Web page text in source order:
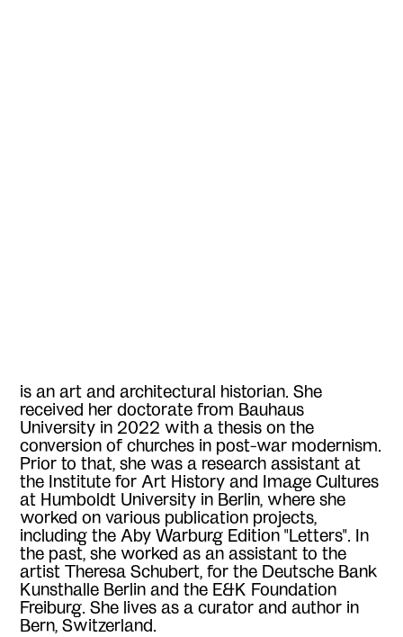
is an art and architectural historian. She
received her doctorate from Bauhaus
University in 2022 with a thesis on the
conversion of churches in post-war modernism.
Prior to that, she was a research assistant at
the Institute for Art History and Image Cultures
at Humboldt University in Berlin, where she
worked on various publication projects,
including the Aby Warburg Edition "Letters". In
the past, she worked as an assistant to the
artist Theresa Schubert, for the Deutsche Bank
Kunsthalle Berlin and the E&K Foundation
Freiburg.She lives as a curator and author in
Bern, Switzerland.